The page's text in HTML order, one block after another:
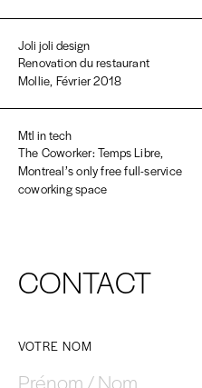
Joli joli design
Renovation du restaurant
Mollie, Février 2018
Mtl in tech
The Coworker: Temps Libre,
Montreal’s only free full-service
coworking space
CONTACT
VOTRE NOM
Prénom / Nom